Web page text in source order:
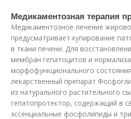
Медикаментозная терапия
Медикаментозное лечение
предусматривает купирование
в ткани печени. Для
мембран гепатоцитов и
морфофункционального
лекарственный препарат
из натурального растительного
гепатопротектор, содержащий в
эссенциальные фосфолипиды и